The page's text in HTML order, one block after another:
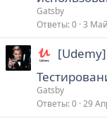
Gatsby
Ответы 0 3
Gatsby
Ответы 0 29